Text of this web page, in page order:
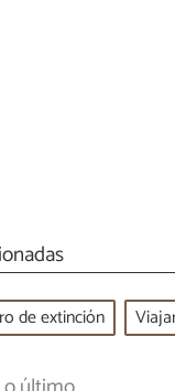
de extinción